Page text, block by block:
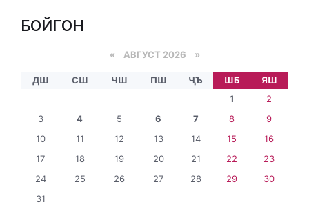
БОЙГОНӢ
« АВГУСТ 2026 »
ДШ СШ ЧШ ПШ ҶЪ ШБ
ЯШ
1
2
3
4 5 6 7 8
9
10
11 12 13 14 15
16
17
18 19 20 21 22
23
24
25 26 27 28 29
30
31